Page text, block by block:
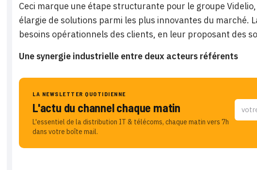
Ceci marque une étape structurante pour le groupe
élargie de solutions parmi les plus innovantes du marché.
besoins opérationnels des clients, en leur proposant des
Une synergie industrielle entre deux acteurs référents
LA NEWSLETTER QUOTIDIENNE
L'actu du channel chaque matin
L'essentiel de la distribution IT & télécoms, chaque matin vers 7h
dans votre boîte mail.